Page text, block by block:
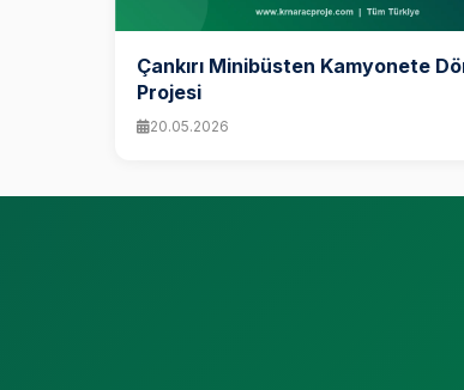
Çankırı Minibüsten Kamyonete
Projesi
20.05.2026